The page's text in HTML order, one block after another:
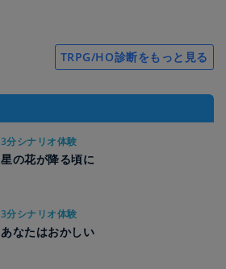
TRPG/HO診断をもっと見る
3分シナリオ体験
星の花が降る頃に
3分シナリオ体験
あなたはおかしい